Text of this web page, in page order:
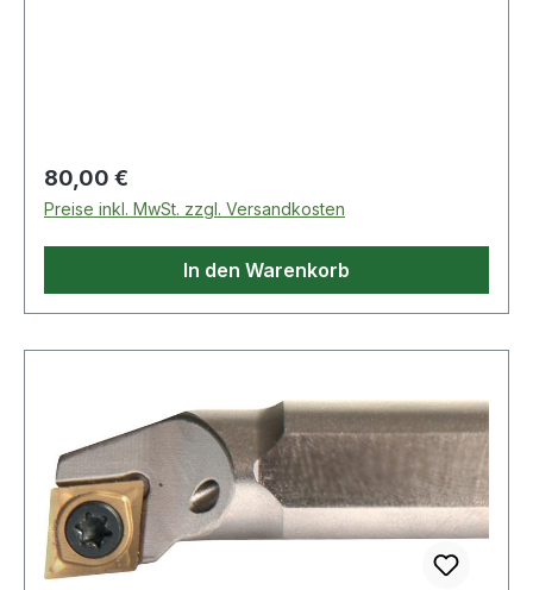
Regulärer Preis:
80,00 €
Preise inkl. MwSt. zzgl. Versandkosten
In den Warenkorb